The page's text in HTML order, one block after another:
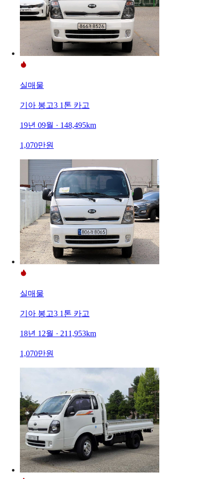
실매물
기아 봉고3 1톤 카고
19년 09월 · 148,495km
1,070만원
실매물
기아 봉고3 1톤 카고
18년 12월 · 211,953km
1,070만원